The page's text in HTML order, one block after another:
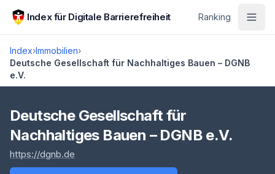
Zum Hauptinhalt springen
Index für Digitale Barrierefreiheit Ranking
Index›Immobilien›
Deutsche Gesellschaft für Nachhaltiges Bauen – DGNB
e.V.
Score lädt
Deutsche Gesellschaft für
Nachhaltiges Bauen – DGNB e.V.
https://dgnb.de